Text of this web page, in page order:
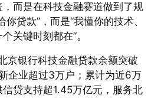
而是在科技金融赛道做到了规
贷款”，而是“我懂你的技术、
关键时刻都在”。
京银行科技金融贷款余额突破
企业超过3万户 ；累计为近6万
贷支持超1.45万亿元，服务北